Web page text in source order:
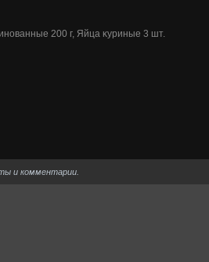
200 г, Яйца κуриные 3 шт.
и комментарии.